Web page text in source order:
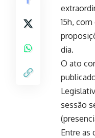
15h,
dia.
O ato
sessão
Entre as